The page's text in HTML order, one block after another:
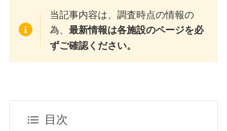
当記事内容は、調査時点の情報の
為、 最新情報は各施設のページを必
ずご確認ください。
目次